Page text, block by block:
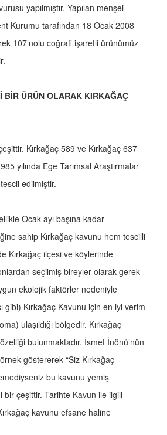
yapılmıştır. Yapılan menşei
Kurumu tarafından 18 Ocak 2008
107’nolu coğrafi işaretli ürünümüz
BİR ÜRÜN OLARAK KIRKAĞAÇ
Kırkağaç 589 ve Kırkağaç 637
yılında Ege Tarımsal Araştırmalar
edilmiştir.
Ocak ayı başına kadar
sahip Kırkağaç kavunu hem tescilli
Kırkağaç ilçesi ve köylerinde
seçilmiş bireyler olarak gerek
ekolojik faktörler nedeniyle
gibi) Kırkağaç Kavunu için en iyi verim
ulaşıldığı bölgedir. Kırkağaç
bulunmaktadır. İsmet İnönü’nün
göstererek “Siz Kırkağaç
bu kavunu yemiş
bir çeşittir. Tarihte Kavun ile ilgili
kavunu efsane haline